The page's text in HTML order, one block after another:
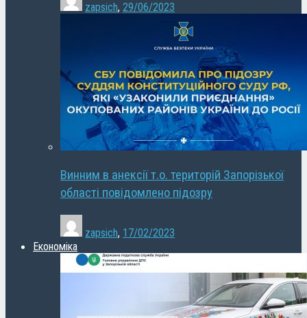
zapsich, 29/06/2023
Винним в анексії т.о. територій Запорізької
області повідомлено підозру
zapsich, 17/02/2023
Економіка